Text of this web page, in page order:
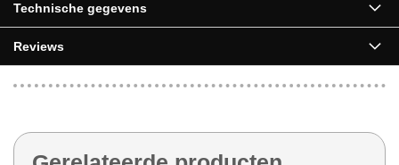
Technische gegevens
Reviews